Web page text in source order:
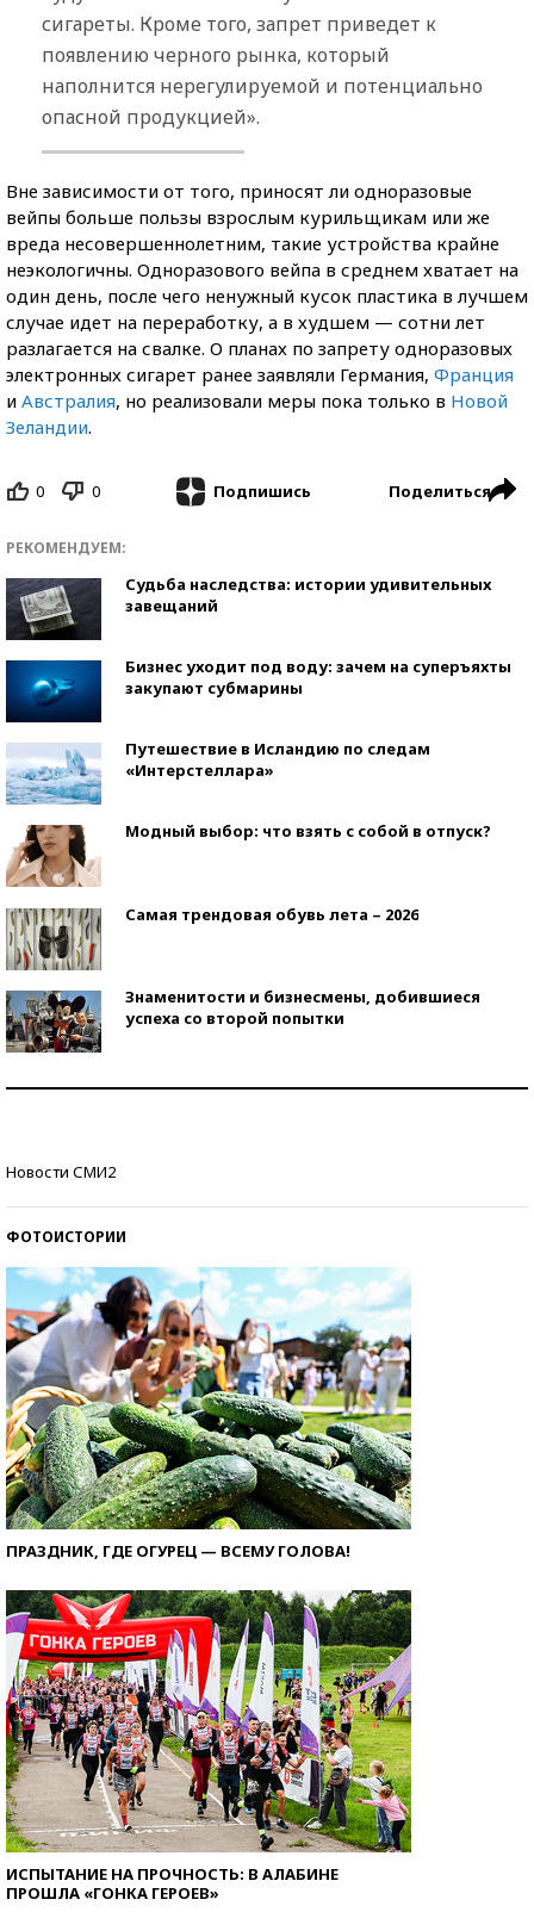
сигареты. Кроме того, запрет приведет к
появлению черного рынка, который
наполнится нерегулируемой и потенциально
опасной продукцией».
Вне зависимости от того, приносят ли одноразовые
вейпы больше пользы взрослым курильщикам или же
вреда несовершеннолетним, такие устройства крайне
неэкологичны. Одноразового вейпа в среднем хватает на
один день, после чего ненужный кусок пластика в лучшем
случае идет на переработку, а в худшем — сотни лет
разлагается на свалке. О планах по запрету одноразовых
электронных сигарет ранее заявляли Германия, Франция
и Австралия, но реализовали меры пока только в Новой
Зеландии.
0 0 Подпишись Поделиться
РЕКОМЕНДУЕМ:
Судьба наследства: истории удивительных
завещаний
Бизнес уходит под воду: зачем на суперъяхты
закупают субмарины
Путешествие в Исландию по следам
«Интерстеллара»
Модный выбор: что взять с собой в отпуск?
Самая трендовая обувь лета – 2026
Знаменитости и бизнесмены, добившиеся
успеха со второй попытки
Новости СМИ2
ФОТОИСТОРИИ
ПРАЗДНИК, ГДЕ ОГУРЕЦ — ВСЕМУ ГОЛОВА!
ИСПЫТАНИЕ НА ПРОЧНОСТЬ: В АЛАБИНЕ
ПРОШЛА «ГОНКА ГЕРОЕВ»